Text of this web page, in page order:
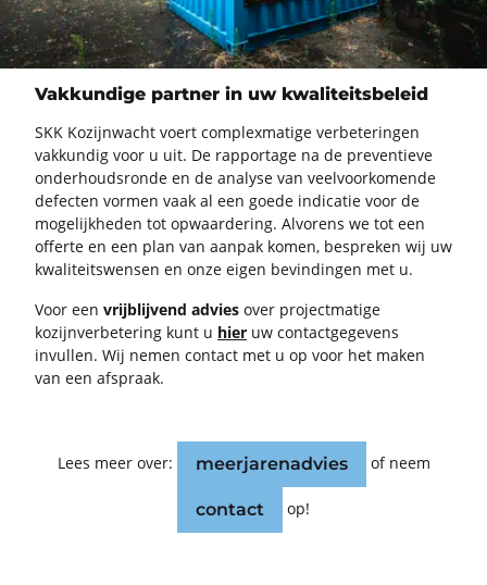
Vakkundige partner in uw kwaliteitsbeleid
SKK Ko­zijn­wacht voert com­plex­ma­ti­ge ver­be­te­rin­gen
vak­kun­dig voor u uit. De rap­por­ta­ge na de pre­ven­tie­ve
on­der­houds­ron­de en de ana­ly­se van veel­voor­ko­men­de
de­fec­ten vor­men vaak al een goede in­di­ca­tie voor de
mo­ge­lijk­he­den tot op­waar­de­ring. Al­vo­rens we tot een
of­fer­te en een plan van aan­pak komen, be­spre­ken wij uw
kwa­li­teits­wen­sen en onze eigen be­vin­din­gen met u.
Voor een vrij­blij­vend ad­vies over pro­ject­ma­ti­ge
ko­zijn­ver­be­te­ring kunt u hier uw con­tact­ge­ge­vens
in­vul­len. Wij nemen con­tact met u op voor het maken
van een af­spraak.
Lees meer over: meer­ja­ren­ad­vies of neem
con­tact op!